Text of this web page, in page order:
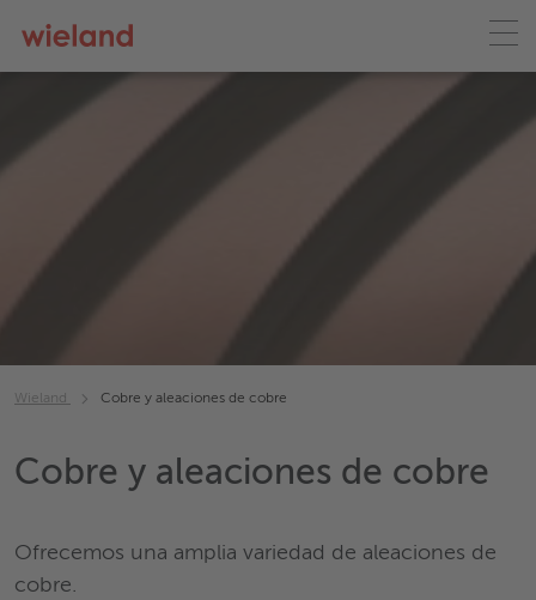
Wieland Cobre y aleaciones de cobre
Cobre y aleaciones de cobre
Ofrecemos una amplia variedad de aleaciones de
cobre.